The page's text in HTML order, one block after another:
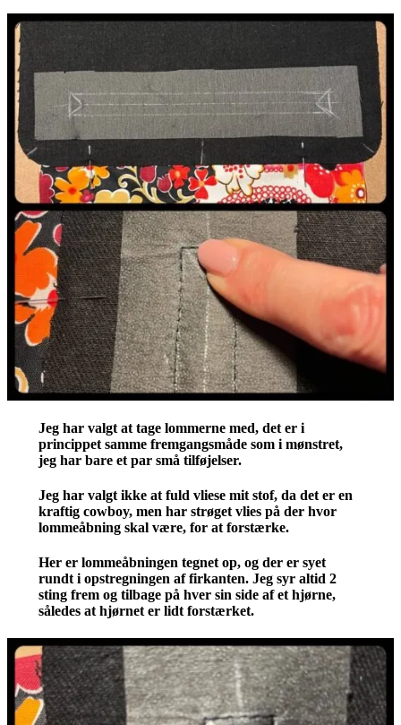
Jeg har valgt at tage lommerne med, det er i
princippet samme fremgangsmåde som i mønstret,
jeg har bare et par små tilføjelser.
Jeg har valgt ikke at fuld vliese mit stof, da det er en
kraftig cowboy, men har strøget vlies på der hvor
lommeåbning skal være, for at forstærke.
Her er lommeåbningen tegnet op, og der er syet
rundt i opstregningen af firkanten. Jeg syr altid 2
sting frem og tilbage på hver sin side af et hjørne,
således at hjørnet er lidt forstærket.